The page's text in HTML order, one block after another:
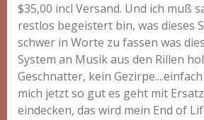
$35,00 incl Versand. Und ich muß
restlos begeistert bin, was dieses
schwer in Worte zu fassen was
System an Musik aus den Rillen
Geschnatter, kein
mich jetzt so gut es geht mit
eindecken, das wird mein End of